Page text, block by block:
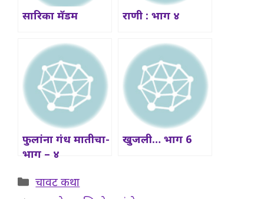
सारिका मॅडम राणी : भाग ४
फुलांना गंध मातीचा-
भाग – ४
खुजली… भाग 6
Categories
चावट कथा